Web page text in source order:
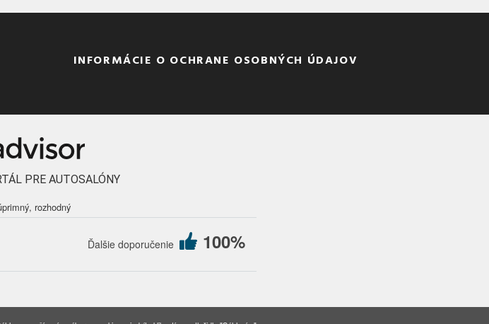
INFORMÁCIE O OCHRANE OSOBNÝCH ÚDAJOV
PRE AUTOSALÓNY
rozhodný
Ďalšie doporučenie 100%